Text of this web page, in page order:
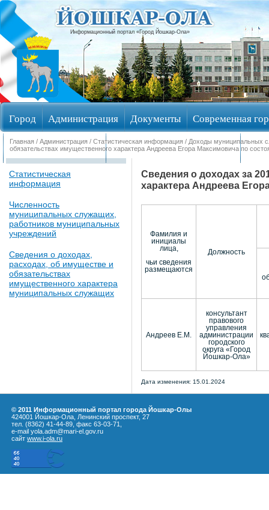
Информационный портал «Город Йошкар-Ола»
Город Администрация Документы Современная
Обращения граждан Общественные обсуждения
Главная / Администрация / Статистическая информация / Доходы муниципальных
обязательствах имущественного характера Андреева Егора Максимовича по
Статистическая
информация
Численность
муниципальных служащих,
работников муниципальных
учреждений
Сведения о доходах,
расходах, об имуществе и
обязательствах
имущественного характера
муниципальных служащих
Сведения о доходах за
характера Андреева
Фамилия и
инициалы
лица,
чьи сведения
размещаются
Должность
Андреев Е.М.
консультант
правового
управления
администрации
городского
округа «Город
Йошкар-Ола»
Дата изменения: 15.01.2024
© 2011 Информационный портал города Йошкар-Олы
424001 Йошкар-Ола, Ленинский проспект, 27
тел. (8362) 41-44-89, факс 63-03-71,
e-mail yola.adm@mari-el.gov.ru
сайт www.i-ola.ru